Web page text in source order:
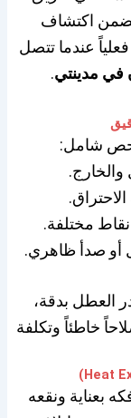
يضمن اكتشاف
عندما تتصل
في مدينتي.
شامل:
مختلفة.
أو صدأ ظاهري.
العطل بدقة،
خاطئاً وتكلفة
بعناية ونقعه